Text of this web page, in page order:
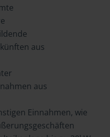
aus
aus
Einnahmen, wie